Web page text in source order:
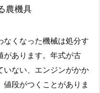
農機具
なくなった機械は処分す
があります。年式が古
いない、エンジンがかか
段がつくことがありま